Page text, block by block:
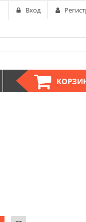
Вход